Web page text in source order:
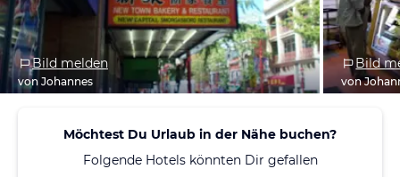
Bild melden
von Johannes
Bild
von
Möchtest Du Urlaub in der Nähe buchen?
Folgende Hotels könnten Dir gefallen